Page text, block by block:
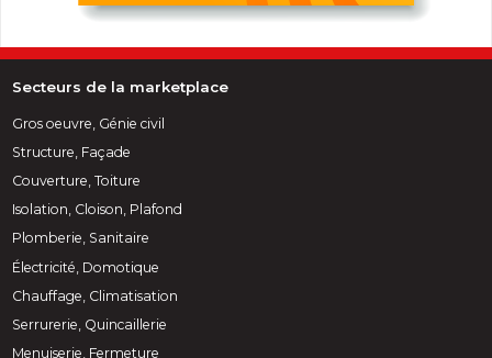
Secteurs de la marketplace
Gros oeuvre, Génie civil
Structure, Façade
Couverture, Toiture
Isolation, Cloison, Plafond
Plomberie, Sanitaire
Électricité, Domotique
Chauffage, Climatisation
Serrurerie, Quincaillerie
Menuiserie, Fermeture